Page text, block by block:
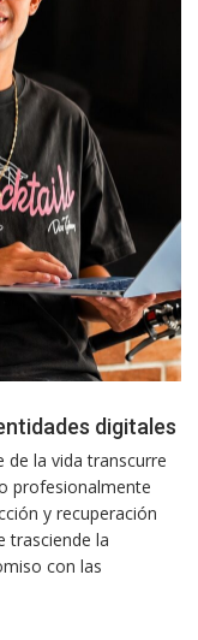
digitales
de la vida transcurre
profesionalmente
y recuperación
trasciende la
con las